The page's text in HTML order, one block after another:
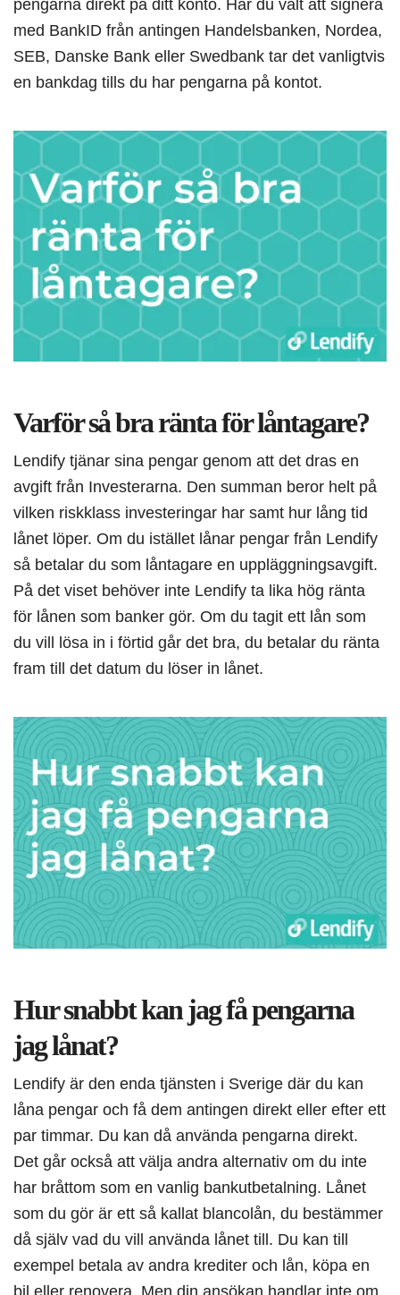
med BankID från antingen Handelsbanken, Nordea,
SEB, Danske Bank eller Swedbank tar det vanligtvis
en bankdag tills du har pengarna på kontot.
Varför så bra ränta för låntagare?
Lendify tjänar sina pengar genom att det dras en
avgift från Investerarna. Den summan beror helt på
vilken riskklass investeringar har samt hur lång tid
lånet löper. Om du istället lånar pengar från Lendify
så betalar du som låntagare en uppläggningsavgift.
På det viset behöver inte Lendify ta lika hög ränta
för lånen som banker gör. Om du tagit ett lån som
du vill lösa in i förtid går det bra, du betalar du ränta
fram till det datum du löser in lånet.
Hur snabbt kan jag få pengarna
jag lånat?
Lendify är den enda tjänsten i Sverige där du kan
låna pengar och få dem antingen direkt eller efter ett
par timmar. Du kan då använda pengarna direkt.
Det går också att välja andra alternativ om du inte
har bråttom som en vanlig bankutbetalning. Lånet
som du gör är ett så kallat blancolån, du bestämmer
då själv vad du vill använda lånet till. Du kan till
exempel betala av andra krediter och lån, köpa en
bil eller renovera. Men din ansökan handlar inte om